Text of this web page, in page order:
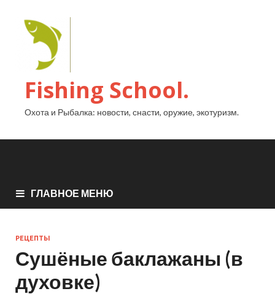
Fishing School.
Охота и Рыбалка: новости, снасти, оружие, экотуризм.
ГЛАВНОЕ МЕНЮ
РЕЦЕПТЫ
Сушёные баклажаны (в
духовке)